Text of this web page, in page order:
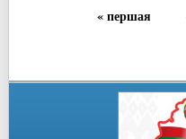
« першая